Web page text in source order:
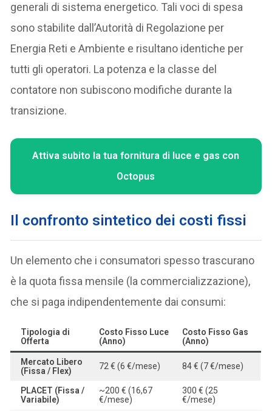
generali di sistema energetico. Tali voci di spesa
sono stabilite dall’Autorità di Regolazione per
Energia Reti e Ambiente e risultano identiche per
tutti gli operatori. La potenza e la classe del
contatore non subiscono modifiche durante la
transizione.
Attiva subito la tua fornitura di luce e gas con
Octopus
Il confronto sintetico dei costi fissi
Un elemento che i consumatori spesso trascurano
è la quota fissa mensile (la commercializzazione),
che si paga indipendentemente dai consumi:
Tipologia di
Offerta
Costo Fisso Luce
(Anno)
Costo Fisso Gas
(Anno)
Mercato Libero
(Fissa / Flex)
72 € (6 €/mese) 84 € (7 €/mese)
PLACET (Fissa /
Variabile)
~200 € (16,67
€/mese)
300 € (25
€/mese)